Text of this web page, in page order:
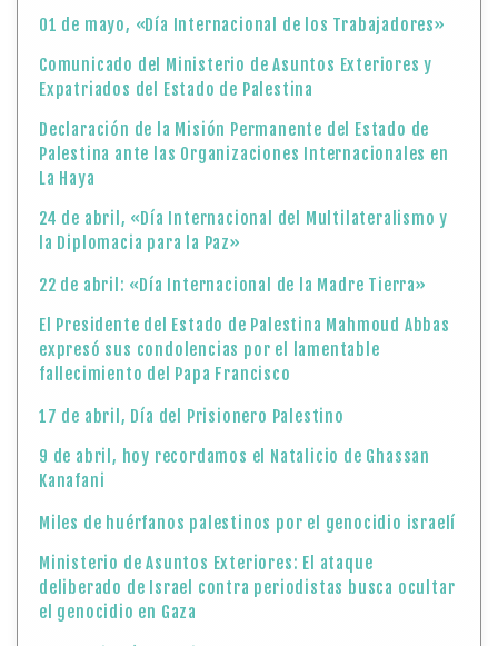
01 de mayo, «Día Internacional de los Trabajadores»
Comunicado del Ministerio de Asuntos Exteriores y
Expatriados del Estado de Palestina
Declaración de la Misión Permanente del Estado de
Palestina ante las Organizaciones Internacionales en
La Haya
24 de abril, «Día Internacional del Multilateralismo y
la Diplomacia para la Paz»
22 de abril: «Día Internacional de la Madre Tierra»
El Presidente del Estado de Palestina Mahmoud Abbas
expresó sus condolencias por el lamentable
fallecimiento del Papa Francisco
17 de abril, Día del Prisionero Palestino
9 de abril, hoy recordamos el Natalicio de Ghassan
Kanafani
Miles de huérfanos palestinos por el genocidio israelí
Ministerio de Asuntos Exteriores: El ataque
deliberado de Israel contra periodistas busca ocultar
el genocidio en Gaza